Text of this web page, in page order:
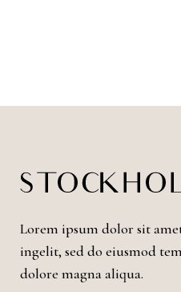
Lorem ipsum dolor sit
ingelit, sed do eiusmod
dolore magna aliqua.